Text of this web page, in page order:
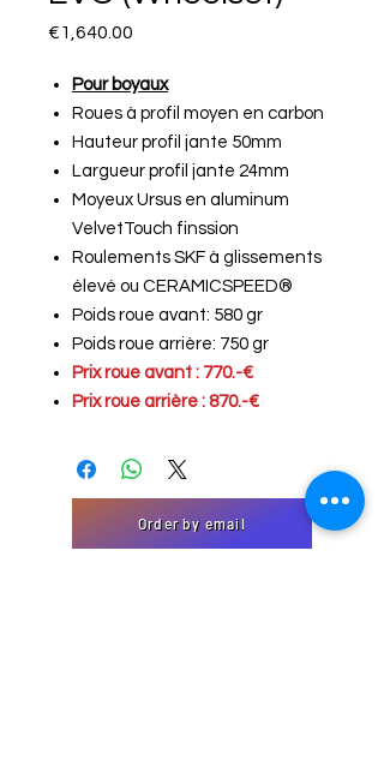
€1,640.00
Pour boyaux
Roues à profil moyen en carbon
Hauteur profil jante 50mm
Largueur profil jante 24mm
Moyeux Ursus en aluminum
VelvetTouch finssion
Roulements SKF à glissements
élevé ou CERAMICSPEED®
Poids roue avant: 580 gr
Poids roue arrière: 750 gr
Prix roue avant : 770.-€
Prix roue arrière : 870.-€
Order by email